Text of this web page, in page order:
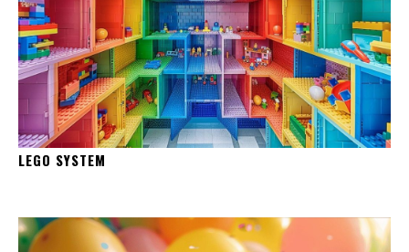
LEGO SYSTEM